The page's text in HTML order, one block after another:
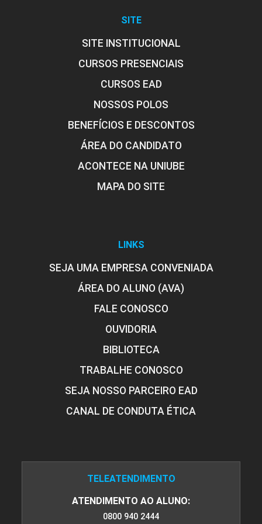
60
DE DOCÊNCIA 2 NOS ANOS INICIAIS DO
ENSINO FUNDAMENTAL
60
DE GESTÃO NA EDUCAÇÃO INFANTIL
ESTÁGIO CURRICULAR SUPERVISIONADO
DE GESTÃO NOS ANOS INICIAIS DO
60
SITE
SITE INSTITUCIONAL
CURSOS PRESENCIAIS
CURSOS EAD
NOSSOS POLOS
BENEFÍCIOS E DESCONTOS
ÁREA DO CANDIDATO
ACONTECE NA UNIUBE
MAPA DO SITE
LINKS
SEJA UMA EMPRESA CONVENIADA
ÁREA DO ALUNO (AVA)
FALE CONOSCO
OUVIDORIA
BIBLIOTECA
TRABALHE CONOSCO
SEJA NOSSO PARCEIRO EAD
CANAL DE CONDUTA ÉTICA
TELEATENDIMENTO
ATENDIMENTO AO ALUNO:
0800 940 2444